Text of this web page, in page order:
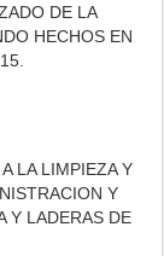
DE LA
HECHOS EN
LA LIMPIEZA Y
Y
Y LADERAS DE